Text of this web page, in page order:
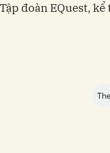
đoàn EQuest, kể